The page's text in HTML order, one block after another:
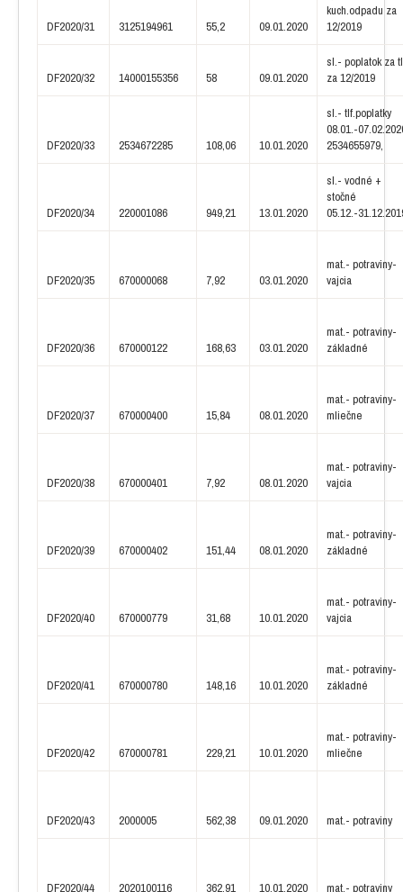
DF2020/31 3125194961 55,2 09.01.2020
kuch.odpadu za
12/2019
DF2020/32 14000155356 58 09.01.2020
sl.- poplatok za
za 12/2019
DF2020/33 2534672285 108,06 10.01.2020
sl.- tlf.poplatky
08.01.-
2534655979,
DF2020/34 220001086 949,21 13.01.2020
sl.- vodné +
stočné
05.12.-
DF2020/35 670000068 7,92 03.01.2020
mat.- potraviny-
vajcia
DF2020/36 670000122 168,63 03.01.2020
mat.- potraviny-
základné
DF2020/37 670000400 15,84 08.01.2020
mat.- potraviny-
mliečne
DF2020/38 670000401 7,92 08.01.2020
mat.- potraviny-
vajcia
DF2020/39 670000402 151,44 08.01.2020
mat.- potraviny-
základné
DF2020/40 670000779 31,68 10.01.2020
mat.- potraviny-
vajcia
DF2020/41 670000780 148,16 10.01.2020
mat.- potraviny-
základné
DF2020/42 670000781 229,21 10.01.2020
mat.- potraviny-
mliečne
DF2020/43 2000005 562,38 09.01.2020 mat.- potraviny
DF2020/44 2020100116 362,91 10.01.2020 mat.- potraviny